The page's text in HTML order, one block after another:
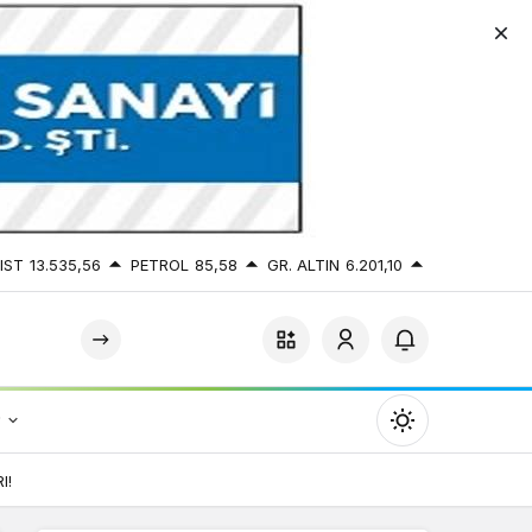
13.535,56 PETROL 85,58 GR. ALTIN 6.201,10
Mod
değiştir